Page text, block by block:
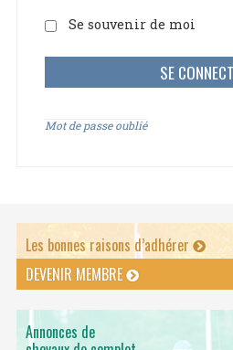
Se souvenir de moi
Mot de passe oublié
Les bonnes raisons d’adhérer
DEVENIR MEMBRE
Annonces de